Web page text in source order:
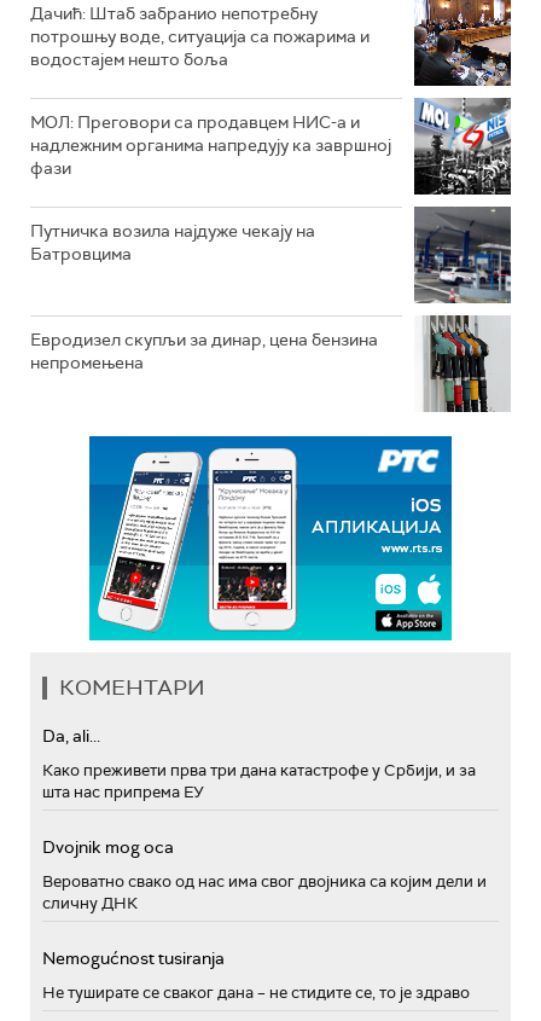
Дачић: Штаб забранио непотребну
потрошњу воде, ситуација са пожарима и
водостајем нешто боља
МОЛ: Преговори са продавцем НИС-а и
надлежним органима напредују ка завршној
фази
Путничка возила најдуже чекају на
Батровцима
Евродизел скупљи за динар, цена бензина
непромењена
КОМЕНТАРИ
Da, ali...
Како преживети прва три дана катастрофе у Србији, и за
шта нас припрема ЕУ
Dvojnik mog oca
Вероватно свако од нас има свог двојника са којим дели и
сличну ДНК
Nemogućnost tusiranja
Не туширате се сваког дана – не стидите се, то је здраво